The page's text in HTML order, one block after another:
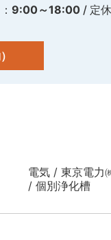
9:00～18:00 / 定
電気 / 東京電力
/ 個別浄化槽